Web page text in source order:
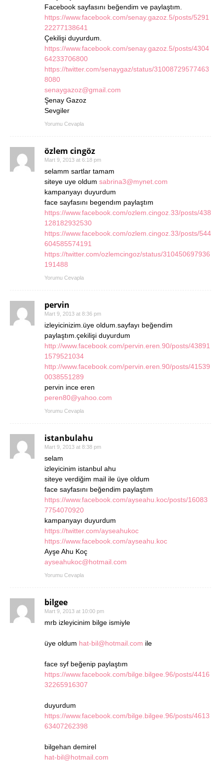
Facebook sayfasını beğendim ve paylaştım.
https://www.facebook.com/senay.gazoz.5/posts/5291
22277138641
Çekilişi duyurdum.
https://www.facebook.com/senay.gazoz.5/posts/4304
64233706800
https://twitter.com/senaygaz/status/31008729577463
8080
senaygazoz@gmail.com
Şenay Gazoz
Sevgiler
Yorumu Cevapla
özlem cingöz
Mart 9, 2013 at 6:18 pm
selamm sartlar tamam
siteye uye oldum sabrina3@mynet.com
kampanyayı duyurdum
face sayfasını begendım paylaştım
https://www.facebook.com/ozlem.cingoz.33/posts/438
128182932530
https://www.facebook.com/ozlem.cingoz.33/posts/544
604585574191
https://twitter.com/ozlemcingoz/status/310450697936
191488
Yorumu Cevapla
pervin
Mart 9, 2013 at 8:36 pm
izleyicinizim.üye oldum.sayfayı beğendim
paylaştım.çekilişi duyurdum
http://www.facebook.com/pervin.eren.90/posts/43891
1579521034
http://www.facebook.com/pervin.eren.90/posts/41539
0038551289
pervin ince eren
peren80@yahoo.com
Yorumu Cevapla
istanbulahu
Mart 9, 2013 at 8:38 pm
selam
izleyicinim istanbul ahu
siteye verdiğim mail ile üye oldum
face sayfasını beğendim paylaştım
https://www.facebook.com/ayseahu.koc/posts/16083
7754070920
kampanyayı duyurdum
https://twitter.com/ayseahukoc
https://www.facebook.com/ayseahu.koc
Ayşe Ahu Koç
ayseahukoc@hotmail.com
Yorumu Cevapla
bilgee
Mart 9, 2013 at 10:00 pm
mrb izleyicinim bilge ismiyle
üye oldum hat-bil@hotmail.com ile
face syf beğenip paylaştım
https://www.facebook.com/bilge.bilgee.96/posts/4416
32265916307
duyurdum
https://www.facebook.com/bilge.bilgee.96/posts/4613
63407262398
bilgehan demirel
hat-bil@hotmail.com